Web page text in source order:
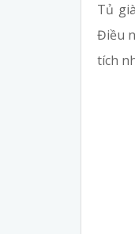
Tủ
Điều
tích